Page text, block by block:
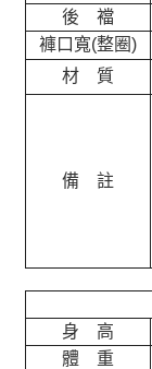
後 襠
褲口寬(整圈)
材 質
備 註
身 高
體 重